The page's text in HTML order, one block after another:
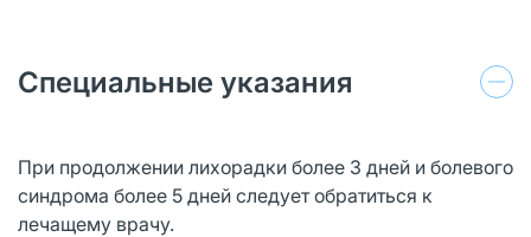
Специальные указания
При продолжении лихорадки более 3 дней и болевого
синдрома более 5 дней следует обратиться к
лечащему врачу.